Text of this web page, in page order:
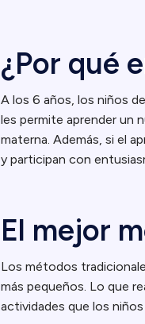
¿Por qué
A los 6 años, los niños
les permite aprender un
materna. Además, si el
y participan con
El mejor
Los métodos
más pequeños. Lo que
actividades que los